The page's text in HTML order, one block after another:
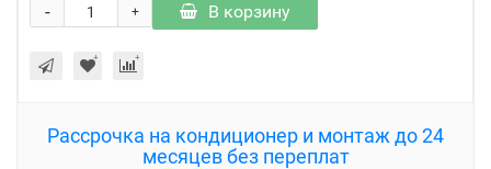
+
- В корзину
Рассрочка на кондиционер и монтаж до 24
месяцев без переплат